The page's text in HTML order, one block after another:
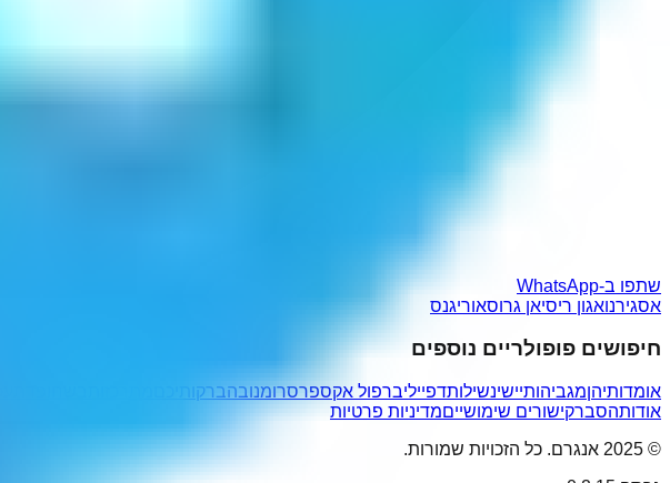
שתפו ב-WhatsApp
אסגירנואגון ריסיאן גרוסאוריגנס
חיפושים פופולריים נוספים
אומדותיהןמגביהותיישינשילותדפייליברפול אקספרסרומנובהברקותיכם
אודותהסברקישורים שימושייםמדיניות פרטיות
© 2025 אנגרם. כל הזכויות שמורות.